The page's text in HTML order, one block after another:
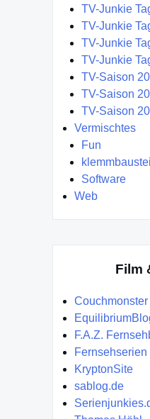
TV-Junkie
TV-Junkie
TV-Junkie
TV-Junkie
TV-Saison
TV-Saison
TV-Saison
Vermischtes
Fun
Software
Web
Film
Couchmonster
F.A.Z.
Fernsehserien
KryptonSite
sablog.de